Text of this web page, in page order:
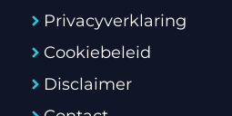
Privacyverklaring
Cookiebeleid
Disclaimer